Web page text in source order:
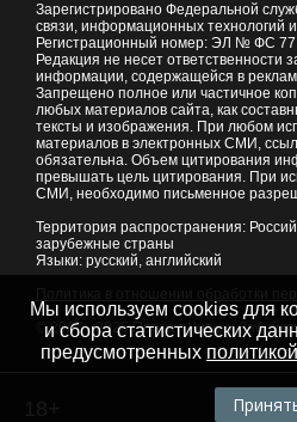
Зарегистрировано Федеральной
связи, информационных технологий
Регистрационный номер: ЭЛ № ФС 77
Редакция не несет ответственности
информации, содержащейся в
Запрещено полное или частичное
любых материалов сайта, как
тексты и изображения. При любом
материалов в электронных СМИ,
обязательна. Объем цитирования
превышать цель цитирования. При
СМИ, необходимо письменное
Территория распространения:
зарубежные страны
Языки: русский, английский
© 2007 - 2026Портал Читы и
Мы используем cookies для
и сбора статистических
предусмотренных